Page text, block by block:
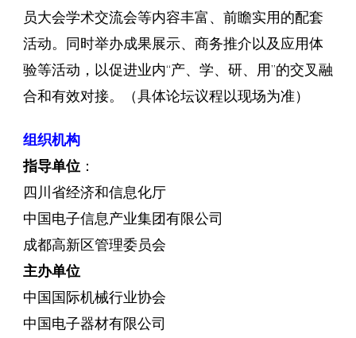
员大会学术交流会等内容丰富、前瞻实用的配套
活动。同时举办成果展示、商务推介以及应用体
验等活动，以促进业内“产、学、研、用”的交叉融
合和有效对接。（具体论坛议程以现场为准）
组织机构
指导单位：
四川省经济和信息化厅
中国电子信息产业集团有限公司
成都高新区管理委员会
主办单位
中国国际机械行业协会
中国电子器材有限公司